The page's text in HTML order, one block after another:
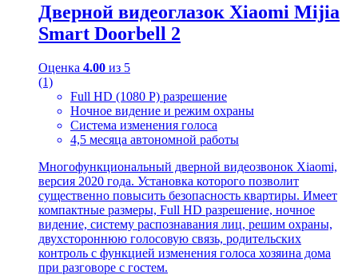
Дверной видеоглазок Xiaomi Mijia
Smart Doorbell 2
Оценка 4.00 из 5
(1)
Full HD (1080 P) разрешение
Ночное видение и режим охраны
Система изменения голоса
4,5 месяца автономной работы
Многофункциональный дверной видеозвонок Xiaomi,
версия 2020 года. Установка которого позволит
существенно повысить безопасность квартиры. Имеет
компактные размеры, Full HD разрешение, ночное
видение, систему распознавания лиц, решим охраны,
двухстороннюю голосовую связь, родительских
контроль с функцией изменения голоса хозяина дома
при разговоре с гостем.